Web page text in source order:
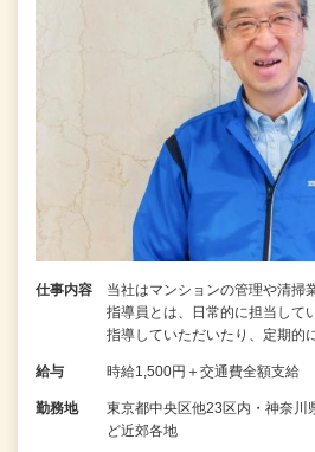
仕事内容
当社はマンションの管理や清掃
指導員とは、日常的に担当して
指導していただいたり、定期的
給与 時給1,500円＋交通費全額支給
勤務地
東京都中央区他23区内・神奈川
ど近郊各地